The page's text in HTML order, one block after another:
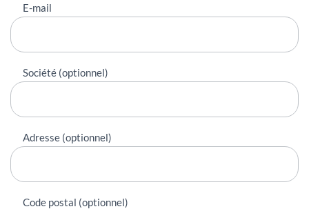
E-mail
Société (optionnel)
Adresse (optionnel)
Code postal (optionnel)